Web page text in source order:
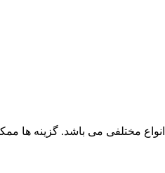
مختلفی می باشد. گزینه